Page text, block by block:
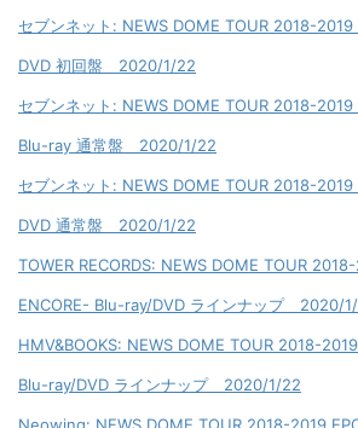
セブンネット: NEWS DOME TOUR 2018-2019
DVD 初回盤 2020/1/22
セブンネット: NEWS DOME TOUR 2018-2019
Blu-ray 通常盤 2020/1/22
セブンネット: NEWS DOME TOUR 2018-2019
DVD 通常盤 2020/1/22
TOWER RECORDS: NEWS DOME TOUR
ENCORE- Blu-ray/DVD ラインナップ 2020/
HMV&BOOKS: NEWS DOME TOUR 2018-
Blu-ray/DVD ラインナップ 2020/1/22